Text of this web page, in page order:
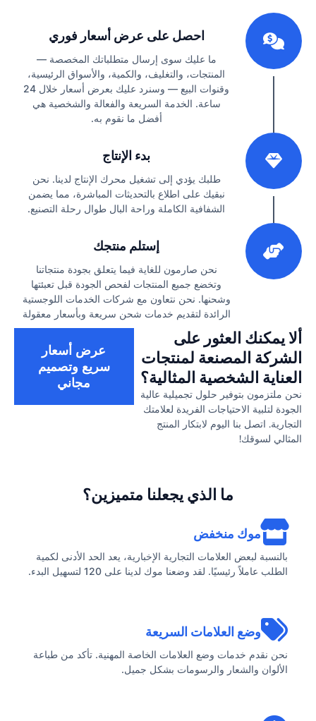
احصل على عرض أسعار فوري
ما عليك سوى إرسال متطلباتك المخصصة —
المنتجات، والتغليف، والكمية، والأسواق الرئيسية،
وقنوات البيع — وسنرد عليك بعرض أسعار خلال 24
ساعة. الخدمة السريعة والفعالة والشخصية هي
أفضل ما نقوم به.
بدء الإنتاج
طلبك يؤدي إلى تشغيل محرك الإنتاج لدينا. نحن
نبقيك على اطلاع بالتحديثات المباشرة، مما يضمن
الشفافية الكاملة وراحة البال طوال رحلة التصنيع.
إستلم منتجك
نحن صارمون للغاية فيما يتعلق بجودة منتجاتنا
وتخضع جميع المنتجات لفحص الجودة قبل تعبئتها
وشحنها. نحن نتعاون مع شركات الخدمات اللوجستية
الرائدة لتقديم خدمات شحن سريعة وبأسعار معقولة
ألا يمكنك العثور على
الشركة المصنعة لمنتجات
العناية الشخصية المثالية؟
نحن ملتزمون بتوفير حلول تجميلية عالية
الجودة لتلبية الاحتياجات الفريدة لعلامتك
التجارية. اتصل بنا اليوم لابتكار المنتج
المثالي لسوقك!
عرض أسعار
سريع وتصميم
مجاني
ما الذي يجعلنا متميزين؟
موك منخفض
بالنسبة لبعض العلامات التجارية الإخبارية، يعد الحد الأدنى لكمية
الطلب عاملاً رئيسيًا. لقد وضعنا موك لدينا على 120 لتسهيل البدء.
وضع العلامات السريعة
نحن نقدم خدمات وضع العلامات الخاصة المهنية. تأكد من طباعة
الألوان والشعار والرسومات بشكل جميل.